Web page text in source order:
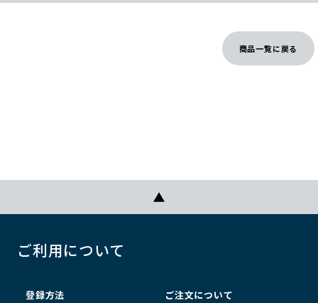
商品一覧に戻る
ご利用について
登録方法 ご注文について